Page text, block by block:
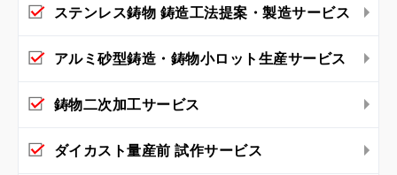
ステンレス鋳物 鋳造工法提案・製造サービス
アルミ砂型鋳造・鋳物小ロット生産サービス
鋳物二次加工サービス
ダイカスト量産前 試作サービス